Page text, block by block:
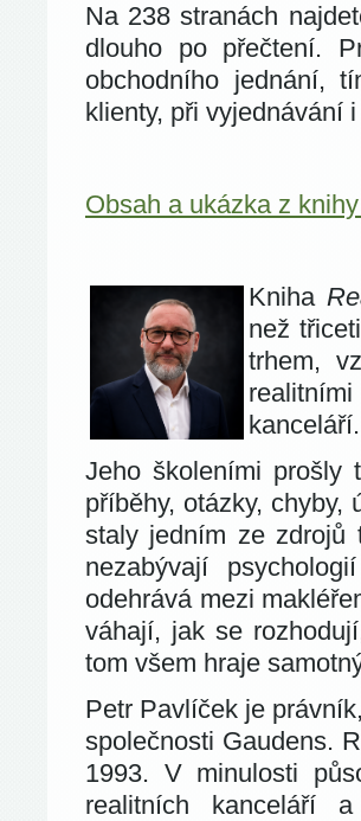
Na 238 stranách
dlouho po přečtení.
obchodního jednání,
klienty, při vyjednávání
Obsah a ukázka z
Kniha
než
trhem,
kanceláří.
Jeho školeními prošly
příběhy, otázky, chyby,
staly jedním ze zdrojů
nezabývají
odehrává mezi
váhají, jak se
tom všem hraje
Petr Pavlíček je
společnosti Gaudens.
1993. V minulosti
realitních kanceláří